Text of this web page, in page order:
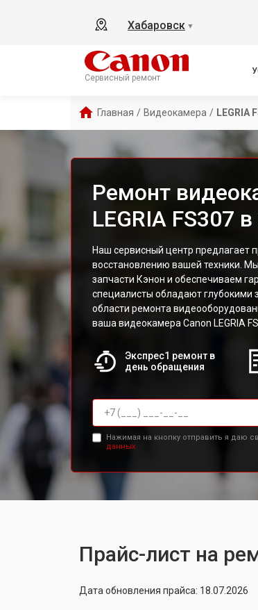
Хабаровск ▼
Сервисный ремонт
Главная / Видеокамера / LEGRIA
Ремонт
LEGRIA FS307
Наш сервисный центр предлагает
восстановлению вашей техники.
запчасти Кэнон и обеспечиваем
специалисты обладают глубокими
области ремонта
ваша видеокамера Canon LEGRIA
Экспрес1 ремонт в
день обращения
Нажимая на кнопку отправить я даю
данных.
Прайс-лист на
Дата обновления прайса: 18.07.2026